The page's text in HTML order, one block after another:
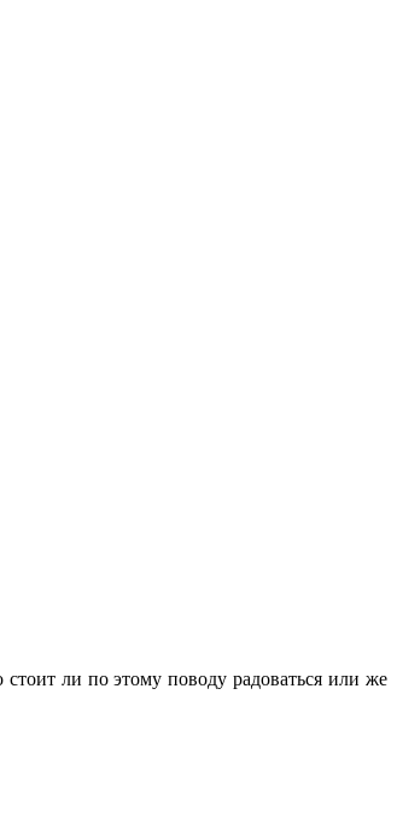
стоит ли по этому поводу радоваться или же